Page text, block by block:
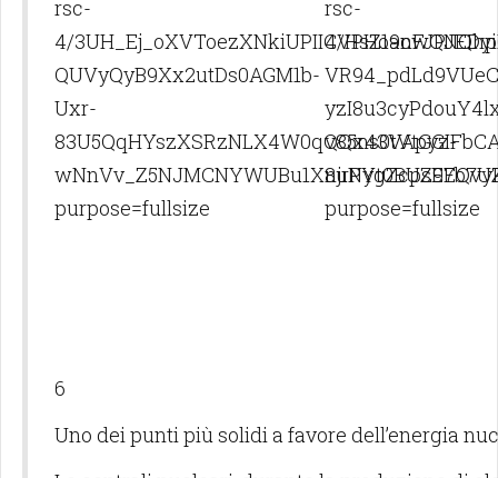
6
Uno dei punti più solidi a favore dell’energia